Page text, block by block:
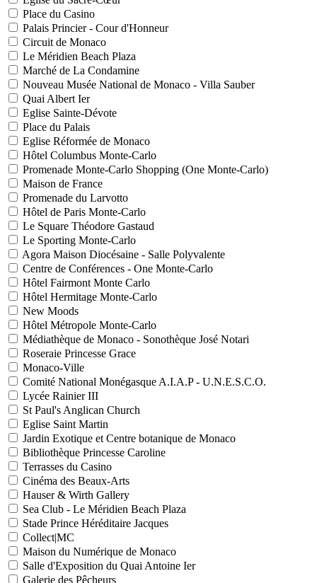
Place du Casino
Palais Princier - Cour d'Honneur
Circuit de Monaco
Le Méridien Beach Plaza
Marché de La Condamine
Nouveau Musée National de Monaco - Villa Sauber
Quai Albert Ier
Eglise Sainte-Dévote
Place du Palais
Eglise Réformée de Monaco
Hôtel Columbus Monte-Carlo
Promenade Monte-Carlo Shopping (One Monte-Carlo)
Maison de France
Promenade du Larvotto
Hôtel de Paris Monte-Carlo
Le Square Théodore Gastaud
Le Sporting Monte-Carlo
Agora Maison Diocésaine - Salle Polyvalente
Centre de Conférences - One Monte-Carlo
Hôtel Fairmont Monte Carlo
Hôtel Hermitage Monte-Carlo
New Moods
Hôtel Métropole Monte-Carlo
Médiathèque de Monaco - Sonothèque José Notari
Roseraie Princesse Grace
Monaco-Ville
Comité National Monégasque A.I.A.P - U.N.E.S.C.O.
Lycée Rainier III
St Paul's Anglican Church
Eglise Saint Martin
Jardin Exotique et Centre botanique de Monaco
Bibliothèque Princesse Caroline
Terrasses du Casino
Cinéma des Beaux-Arts
Hauser & Wirth Gallery
Sea Club - Le Méridien Beach Plaza
Stade Prince Héréditaire Jacques
Collect|MC
Maison du Numérique de Monaco
Salle d'Exposition du Quai Antoine Ier
Galerie des Pêcheurs